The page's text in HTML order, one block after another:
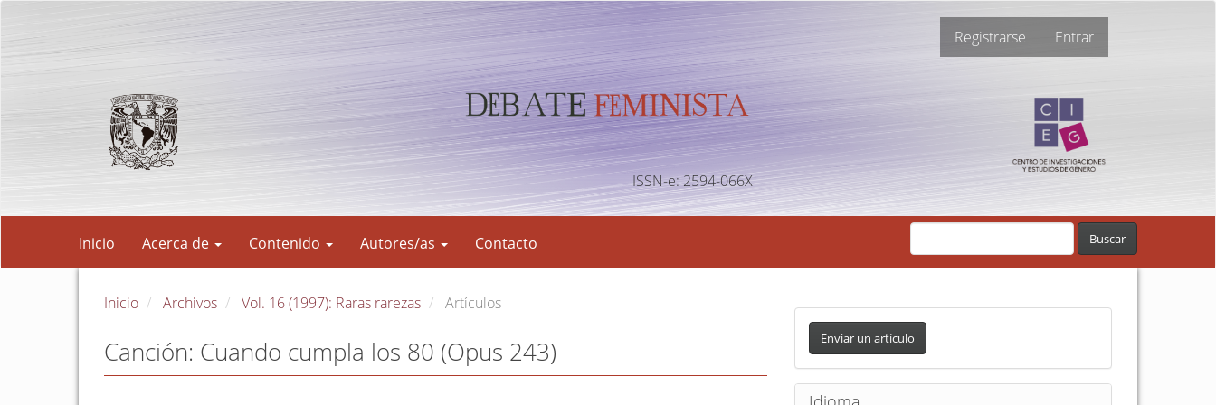
principal
Registrarse Entrar
ISSN-e: 2594-066X
Inicio Acerca de Contenido Autores/as Contacto Buscar
Inicio Archivos Vol. 16 (1997): Raras rarezas Artículos
Canción: Cuando cumpla los 80 (Opus 243)
E
v
i
Enviar un artículo